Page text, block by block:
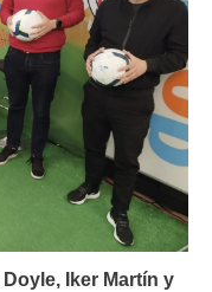
Iker Martín y